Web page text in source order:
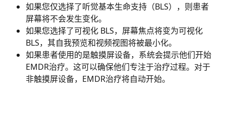
如果您仅选择了听觉基本生命支持（BLS），则患者
屏幕将不会发生变化。
如果您选择了可视化 BLS，屏幕焦点将变为可视化
BLS，其自我预览和视频视图将被最小化。
如果患者使用的是触摸屏设备，系统会提示他们开始
EMDR治疗。这可以确保他们专注于治疗过程。对于
非触摸屏设备，EMDR治疗将自动开始。